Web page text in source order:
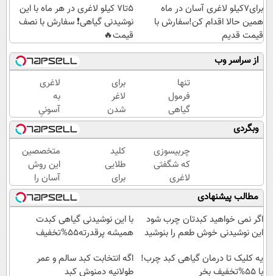
برای7کیلو لاغری آسان در ماه
همین حالا اقدام کن!سفارش با
قیمت قدیم
5تا7 کیلو لاغری در هر ماه با این
نوشیدنی گیاهی❗ سفارش با نصف
قیمت🔥
از سراسر وب
تنها
فرمول
گیاهی
کاهش
وزن که
مجوز
وزارت
بهداشت
دارد(کلیک
جهت
سفارش)
برای
لاغر
شدن
کافیه
این
چربیسوز
گیاهی
رو
سفارش
بدی(50%تخفیف
تا
امشب)
لاغری
به
آسونیِ
نوشیدن
یک
دمنوش
خوش
طعم
وبگردی
چربیسوزی
که شگفتی
لاغری
آسان را
رقم زد!
کلید
طلایی
برای
سوزاندن
چربی
های
مزاحم
تا
امشب)
متخصصین
این روش
آسان را
برای لاغری
شکم و
پهلو
معرفی
مطالب پیشنهادی
اگر نمی خواهید کبدتان چرب شود
این نوشیدنی خوش طعم را بنوشید
با این نوشیدنی گیاهی کبدت
همیشه پرقدرته55%تخفیف
یه کلیک تا درمان گیاهی کبد چرب!
با 55%تخفیف بخر
اگه انتخابت کبد سالم و عمر
طولانیه دمنوش کبد